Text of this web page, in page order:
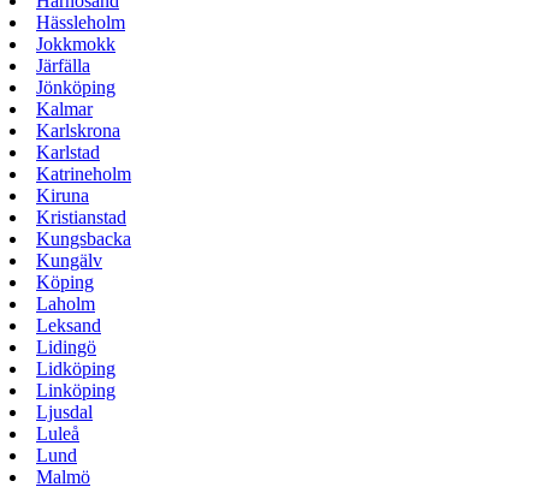
Hässleholm
Jokkmokk
Järfälla
Jönköping
Kalmar
Karlskrona
Karlstad
Katrineholm
Kiruna
Kristianstad
Kungsbacka
Kungälv
Köping
Laholm
Leksand
Lidingö
Lidköping
Linköping
Ljusdal
Luleå
Lund
Malmö